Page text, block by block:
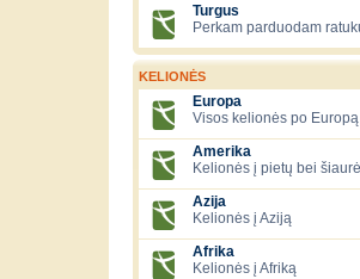
Turgus
Perkam parduodam
KELIONĖS
Europa
Visos kelionės po
Amerika
Kelionės į pietų bei
Azija
Kelionės į Aziją
Afrika
Kelionės į Afriką